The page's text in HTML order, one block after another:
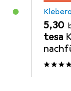
EUR
5,30
tesa